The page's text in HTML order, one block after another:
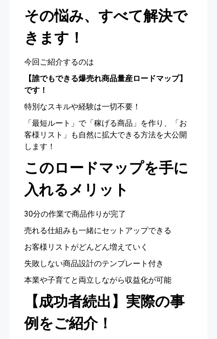
その悩み、すべて解決で
きます！
今回ご紹介するのは
【誰でもできる爆売れ商品量産ロードマップ】
です！
特別なスキルや経験は一切不要！
「最短ルート」で「稼げる商品」を作り、「お
客様リスト」も自然に拡大できる方法を大公開
します！
このロードマップを手に
入れるメリット
30分の作業で商品作りが完了
売れる仕組みも一緒にセットアップできる
お客様リストがどんどん増えていく
失敗しない商品設計のテンプレート付き
本業や子育てと両立しながら収益化が可能
【成功者続出】実際の事
例をご紹介！